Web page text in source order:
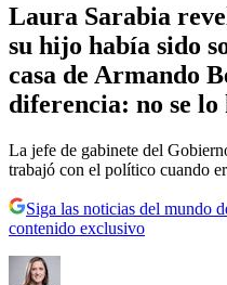
Laura Sarabia
su hijo había sido
casa de Armando
diferencia: no se
La jefe de gabinete del
trabajó con el político cuando
Siga las noticias del mundo
contenido exclusivo